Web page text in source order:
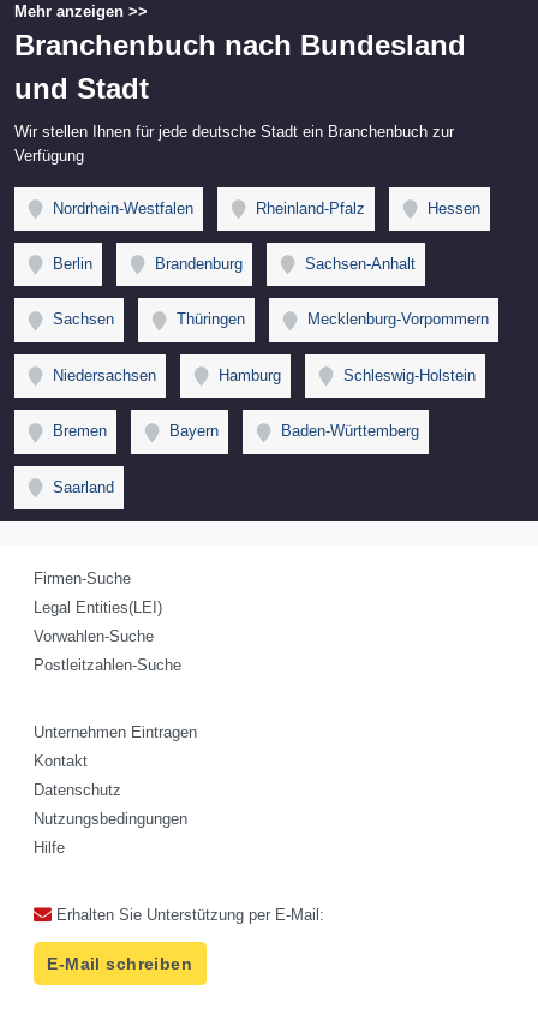
Mehr anzeigen >>
Branchenbuch nach Bundesland
und Stadt
Wir stellen Ihnen für jede deutsche Stadt ein Branchenbuch zur
Verfügung
Nordrhein-Westfalen Rheinland-Pfalz Hessen
Berlin Brandenburg Sachsen-Anhalt
Sachsen Thüringen Mecklenburg-Vorpommern
Niedersachsen Hamburg Schleswig-Holstein
Bremen Bayern Baden-Württemberg
Saarland
Firmen-Suche
Legal Entities(LEI)
Vorwahlen-Suche
Postleitzahlen-Suche
Unternehmen Eintragen
Kontakt
Datenschutz
Nutzungsbedingungen
Hilfe
Erhalten Sie Unterstützung per E-Mail:
E-Mail schreiben